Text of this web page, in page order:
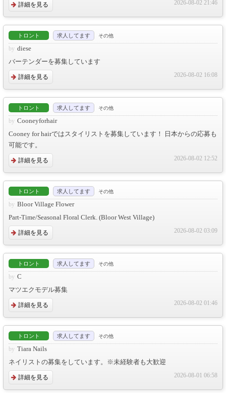
詳細を見る 2026-08-02 21:46
トロント 求人してます その他
diese
バーテンダーを募集しています
詳細を見る 2026-08-02 16:08
トロント 求人してます その他
Cooneyforhair
Cooney for hairではスタイリストを募集しています！ 日本からの応募も
可能です。
詳細を見る 2026-08-02 12:52
トロント 求人してます その他
Bloor Village Flower
Part-Time/Seasonal Floral Clerk. (Bloor West Village)
詳細を見る 2026-08-02 03:09
トロント 求人してます その他
C
マツエクモデル募集
詳細を見る 2026-08-02 01:46
トロント 求人してます その他
Tiara Nails
ネイリストの募集をしています。※未経験者も大歓迎
詳細を見る 2026-08-01 06:58